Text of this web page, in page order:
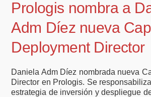
Prologis nombra a
Adm Díez nueva
Deployment Director
Daniela Adm Díez nombrada nueva
Director en Prologis. Se
estrategia de inversión y despliegue